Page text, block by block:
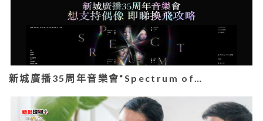
新城廣播35周年音樂會“Spectrum of…